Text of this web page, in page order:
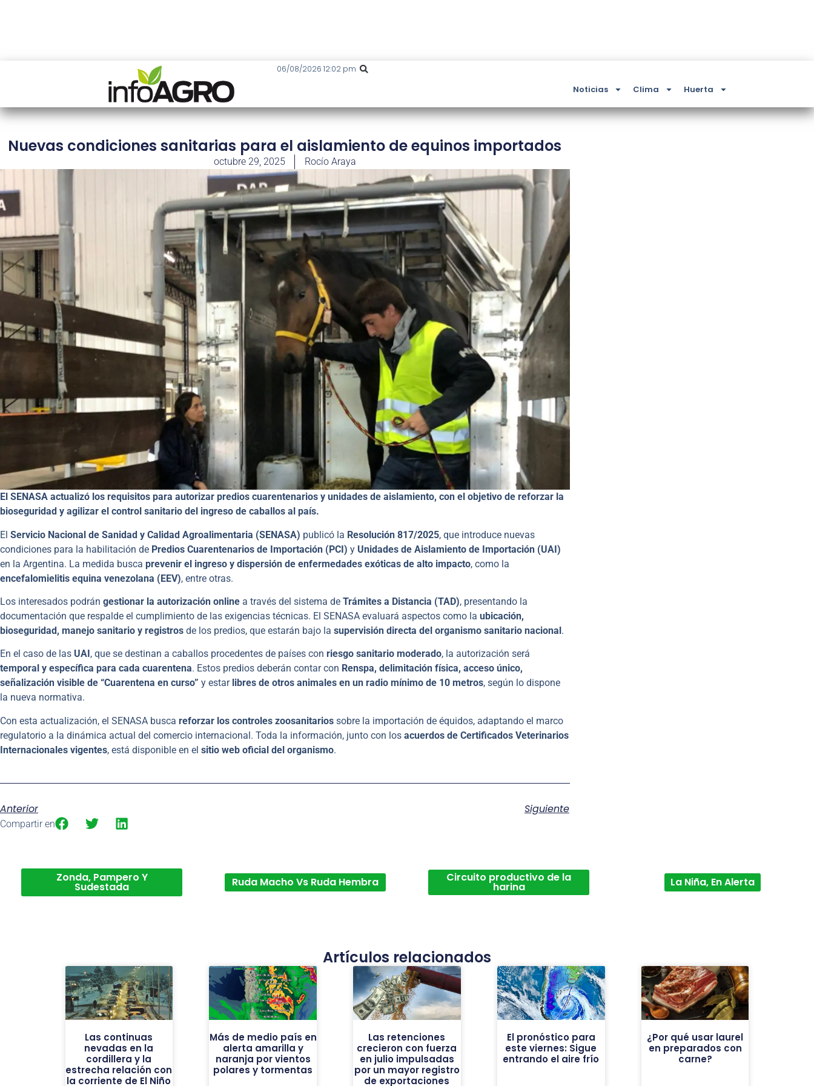
06/08/2026 12:02 pm
Noticias Clima Huerta
Nuevas condiciones sanitarias para el aislamiento de equinos importados
octubre 29, 2025 Rocío Araya
El SENASA actualizó los requisitos para autorizar predios cuarentenarios y unidades de aislamiento, con el objetivo de reforzar la
bioseguridad y agilizar el control sanitario del ingreso de caballos al país.
El Servicio Nacional de Sanidad y Calidad Agroalimentaria (SENASA) publicó la Resolución 817/2025, que introduce nuevas
condiciones para la habilitación de Predios Cuarentenarios de Importación (PCI) y Unidades de Aislamiento de Importación (UAI)
en la Argentina. La medida busca prevenir el ingreso y dispersión de enfermedades exóticas de alto impacto, como la
encefalomielitis equina venezolana (EEV), entre otras.
Los interesados podrán gestionar la autorización online a través del sistema de Trámites a Distancia (TAD), presentando la
documentación que respalde el cumplimiento de las exigencias técnicas. El SENASA evaluará aspectos como la ubicación,
bioseguridad, manejo sanitario y registros de los predios, que estarán bajo la supervisión directa del organismo sanitario nacional.
En el caso de las UAI , que se destinan a caballos procedentes de países con riesgo sanitario moderado, la autorización será
temporal y específica para cada cuarentena. Estos predios deberán contar con Renspa, delimitación física, acceso único,
señalización visible de “Cuarentena en curso” y estar libres de otros animales en un radio mínimo de 10 metros, según lo dispone
la nueva normativa.
Con esta actualización, el SENASA busca reforzar los controles zoosanitarios sobre la importación de équidos, adaptando el marco
regulatorio a la dinámica actual del comercio internacional. Toda la información, junto con los acuerdos de Certificados Veterinarios
Internacionales vigentes, está disponible en el sitio web oficial del organismo.
Anterior Siguiente
Compartir en
Zonda, Pampero Y
Sudestada Ruda Macho Vs Ruda Hembra Circuito productivo de la
harina La Niña, En Alerta
Artículos relacionados
Las continuas
nevadas en la
cordillera y la
estrecha relación con
la corriente de El Niño
Más de medio país en
alerta amarilla y
naranja por vientos
polares y tormentas
Las retenciones
crecieron con fuerza
en julio impulsadas
por un mayor registro
de exportaciones
El pronóstico para
este viernes: Sigue
entrando el aire frío
¿Por qué usar laurel
en preparados con
carne?